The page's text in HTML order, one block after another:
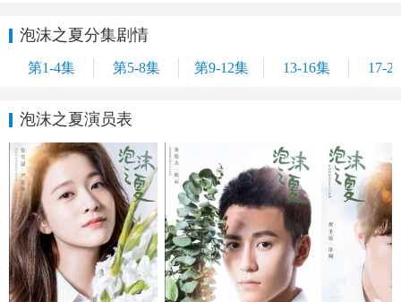
泡沫之夏分集剧情
第1-4集 第5-8集 第9-12集 13-16集 17-
泡沫之夏演员表